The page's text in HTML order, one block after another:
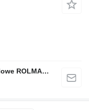
Przedsiębiorstwo Produkcyjno-Handlowe ROLMAPOL Marcin Dziekan